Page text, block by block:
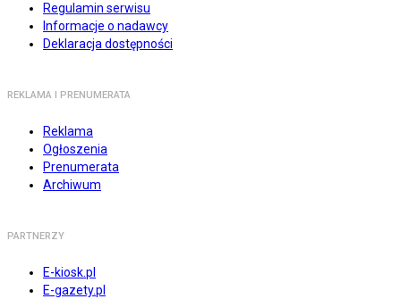
Regulamin serwisu
Informacje o nadawcy
Deklaracja dostępności
REKLAMA I PRENUMERATA
Reklama
Ogłoszenia
Prenumerata
Archiwum
PARTNERZY
E-kiosk.pl
E-gazety.pl